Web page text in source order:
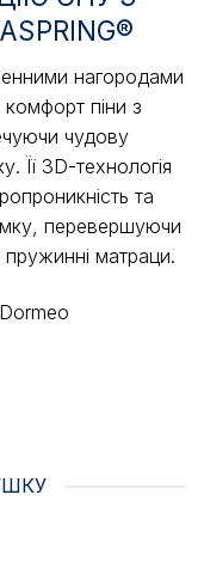
нагородами
комфорт піни з
чудову
Її 3D-технологія
та
перевершуючи
пружинні матраци.